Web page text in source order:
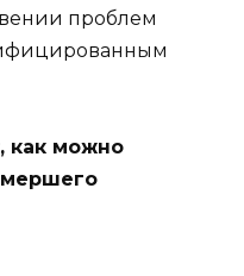
проблем
как можно